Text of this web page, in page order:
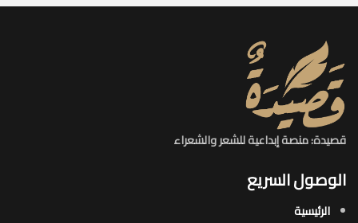
قصيدة: منصة إبداعية للشعر والشعراء
الوصول السريع
الرئيسية